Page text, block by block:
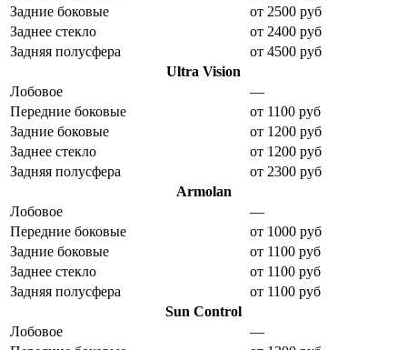
Задние боковые
от 2500 руб
Заднее стекло
от 2400 руб
Задняя полусфера
от 4500 руб
Ultra Vision
Лобовое
—
Передние боковые
от 1100 руб
Задние боковые
от 1200 руб
Заднее стекло
от 1200 руб
Задняя полусфера
от 2300 руб
Armolan
Лобовое
—
Передние боковые
от 1000 руб
Задние боковые
от 1100 руб
Заднее стекло
от 1100 руб
Задняя полусфера
от 1100 руб
Sun Control
Лобовое
—